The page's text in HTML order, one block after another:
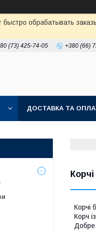
обрабатывать
(73) 425-74-05 +380 (66)
ДОСТАВКА ТА
Корчі
Корч
Добре